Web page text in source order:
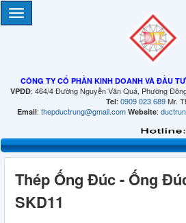
CÔNG TY CỔ PHẦN KINH DOANH VÀ ĐẦU
VPĐD: 464/4 Đường Nguyễn Văn Quá, Phường
Tel: 0909 023 689Mr.
Email: thepductrung@gmail.com Website:
Thép Ống Đúc - Ống
SKD11